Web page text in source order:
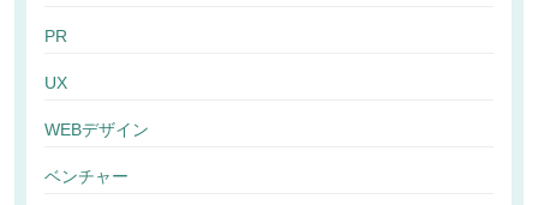
PR
UX
WEBデザイン
ベンチャー